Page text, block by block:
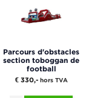
Parcours d'obstacles
section toboggan de
football
€ 330,- hors TVA